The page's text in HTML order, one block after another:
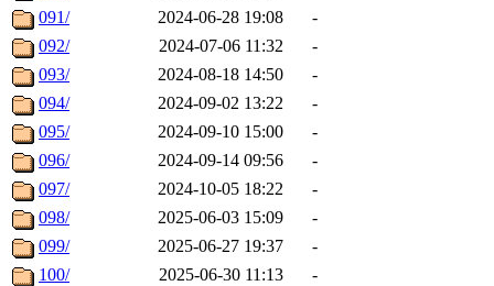
091/
2024-06-28 19:08
-
092/
2024-07-06 11:32
-
093/
2024-08-18 14:50
-
094/
2024-09-02 13:22
-
095/
2024-09-10 15:00
-
096/
2024-09-14 09:56
-
097/
2024-10-05 18:22
-
098/
2025-06-03 15:09
-
099/
2025-06-27 19:37
-
100/
2025-06-30 11:13
-